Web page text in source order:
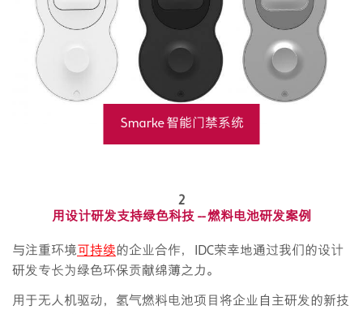
Smarke 智能门禁系统
2
用设计研发支持绿色科技 -- 燃料电池研发案例
与注重环境 可持续 的企业合作，IDC荣幸地通过我们的设计
研发专长为绿色环保贡献绵薄之力。
用于无人机驱动，氢气燃料电池项目将企业自主研发的新技